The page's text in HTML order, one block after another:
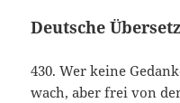
Deutsche
430. Wer keine
wach, aber frei von